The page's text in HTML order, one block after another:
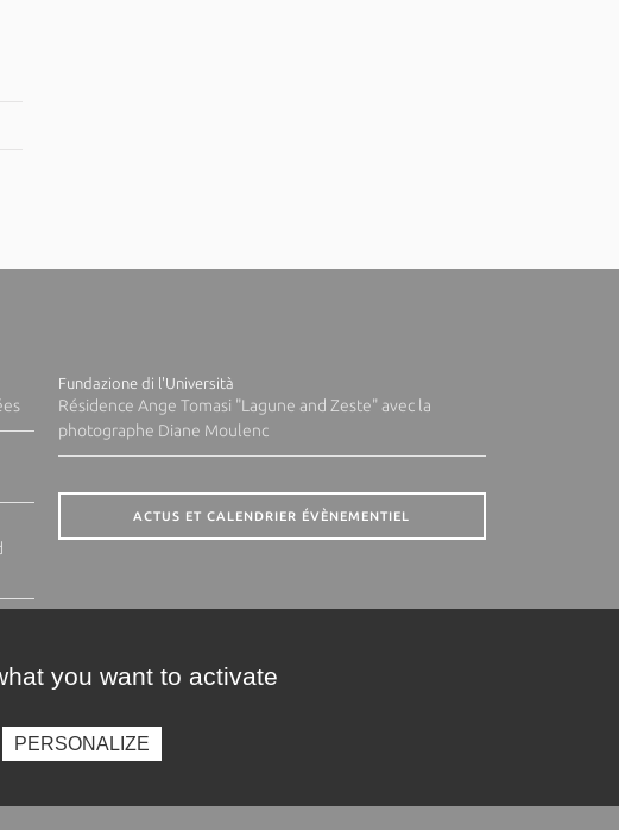
Fundazione di l'Università
Résidence Ange Tomasi "Lagune and Zeste" avec la
photographe Diane Moulenc
ACTUS ET CALENDRIER ÉVÈNEMENTIEL
you want to activate
PERSONALIZE